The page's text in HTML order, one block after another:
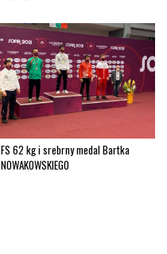
FS 62 kg i srebrny medal Bartka
NOWAKOWSKIEGO